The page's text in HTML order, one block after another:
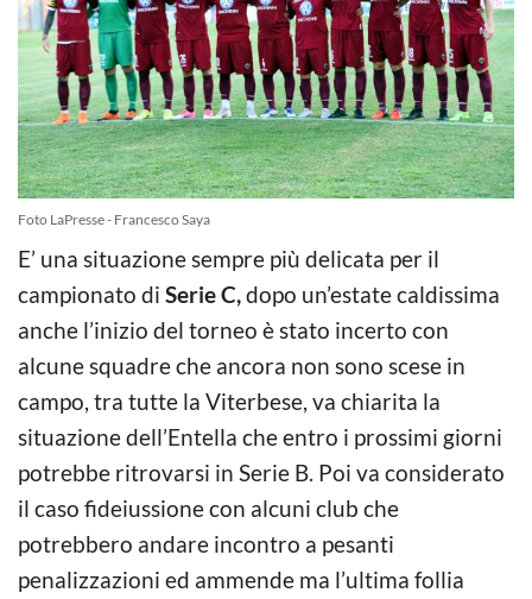
Foto LaPresse - Francesco Saya
E’ una situazione sempre più delicata per il
campionato di Serie C,dopo un’estate caldissima
anche l’inizio del torneo è stato incerto con
alcune squadre che ancora non sono scese in
campo, tra tutte la Viterbese, va chiarita la
situazione dell’Entella che entro i prossimi giorni
potrebbe ritrovarsi in Serie B. Poi va considerato
il caso fideiussione con alcuni club che
potrebbero andare incontro a pesanti
penalizzazioni ed ammende ma l’ultima follia